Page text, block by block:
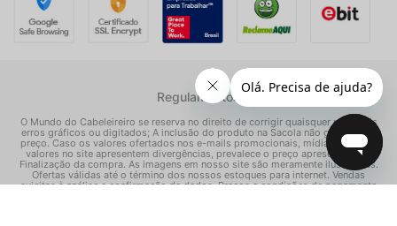
Regulamentos
O Mundo do Cabeleireiro se reserva no direito de corrigir quaisquer possíveis
erros gráficos ou digitados; A inclusão do produto na Sacola não garante seu
preço. Caso os valores ofertados nos e-mails promocionais, mídias sociais e
valores no site apresentem divergências, prevalece o preço apresentado na
Finalização da compra. As imagens em nosso site são meramente ilustrativas.
Ofertas válidas até o término dos nossos estoques para internet. Vendas
sujeitas à análise e confirmação de dados. Preços e condições de pagamento